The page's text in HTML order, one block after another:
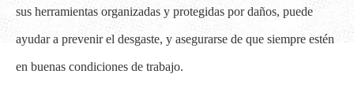
sus herramientas organizadas y protegidas por daños, puede
ayudar a prevenir el desgaste, y asegurarse de que siempre estén
en buenas condiciones de trabajo.